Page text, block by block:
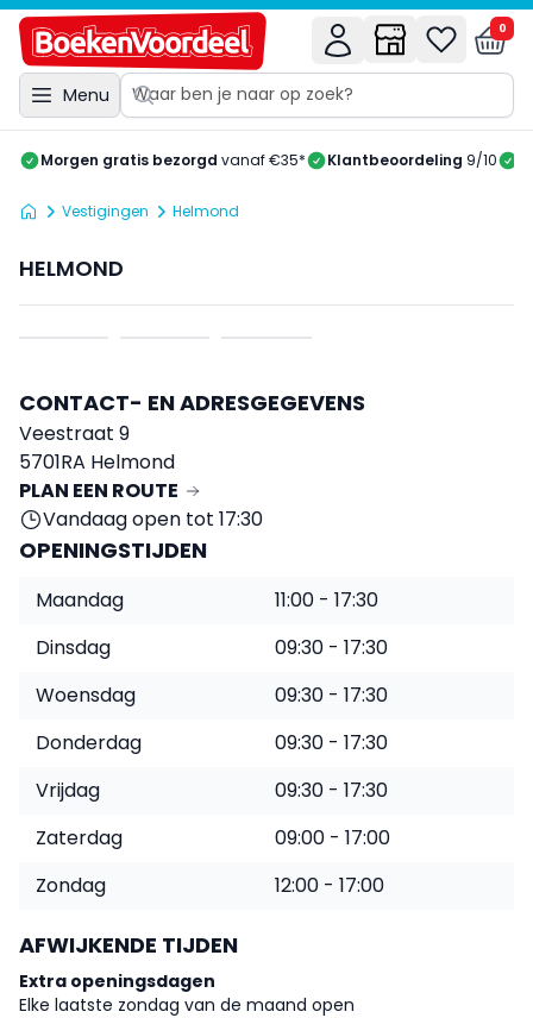
Menu
0
Morgen gratis bezorgd vanaf €35* Klantbeoordeling 9/10
Vestigingen Helmond
HELMOND
CONTACT- EN ADRESGEGEVENS
Veestraat 9
5701RA Helmond
PLAN EEN ROUTE
Vandaag open tot 17:30
OPENINGSTIJDEN
Maandag
11:00 - 17:30
Dinsdag
09:30 - 17:30
Woensdag
09:30 - 17:30
Donderdag
09:30 - 17:30
Vrijdag
09:30 - 17:30
Zaterdag
09:00 - 17:00
Zondag
12:00 - 17:00
AFWIJKENDE TIJDEN
Extra openingsdagen
Elke laatste zondag van de maand open